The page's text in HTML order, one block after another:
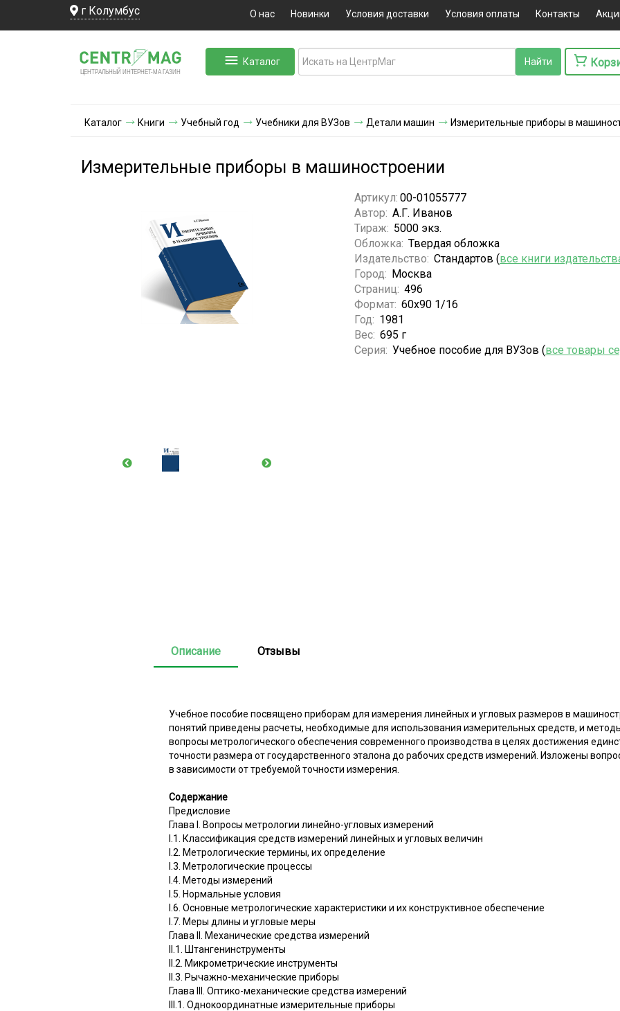
г Колумбус О нас Новинки Условия доставки Условия оплаты Контакты
ЦЕНТРАЛЬНЫЙ ИНТЕРНЕТ-МА ГАЗИН
Каталог
Каталог Книги Учебный год Учебники для ВУЗов Детали машин Измерительные приборы в
Измерительные приборы в машиностроении
Артикул: 00-01055777
Автор: А.Г. Иванов
Тираж: 5000 экз.
Обложка: Твердая обложка
Издательство: Стандартов (все книги
Город: Москва
Страниц: 496
Формат: 60х90 1/16
Год: 1981
Вес: 695 г
Серия: Учебное пособие для ВУЗов (все товары
Описание Отзывы
Учебное пособие посвящено приборам для измерения линейных и угловых размеров в
понятий приведены расчеты, необходимые для использования измерительных средств, и
вопросы метрологического обеспечения современного производства в целях достижения
точности размера от государственного эталона до рабочих средств измерений. Изложены
в зависимости от требуемой точности измерения.
Содержание
Предисловие
Глава I. Вопросы метрологии линейно-угловых измерений
I.1. Классификация средств измерений линейных и угловых величин
I.2. Метрологические термины, их определение
I.3. Метрологические процессы
I.4. Методы измерений
I.5. Нормальные условия
I.6. Основные метрологические характеристики и их конструктивное обеспечение
I.7. Меры длины и угловые меры
Глава II. Механические средства измерений
II.1. Штангенинструменты
II.2. Микрометрические инструменты
II.3. Рычажно-механические приборы
Глава III. Оптико-механические средства измерений
III.1. Однокоординатные измерительные приборы